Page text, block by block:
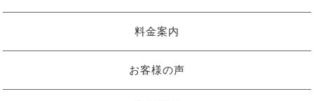
料金案内
お客様の声